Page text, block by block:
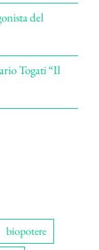
del
Togati “Il
biopotere